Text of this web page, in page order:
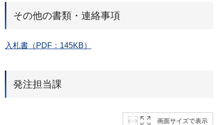
その他の書類・連絡事項
入札書（PDF：145KB）
発注担当課
画面サイズで表示